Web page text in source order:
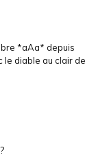
*aAa* depuis
le diable au clair de